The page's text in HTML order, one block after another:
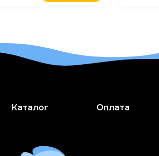
Каталог Оплата